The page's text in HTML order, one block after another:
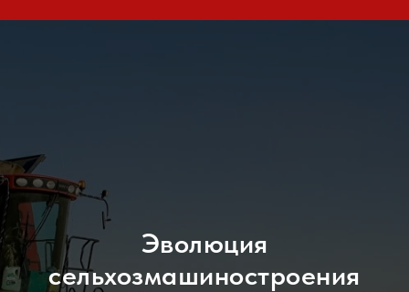
Эволюция
сельхозмашиностроения